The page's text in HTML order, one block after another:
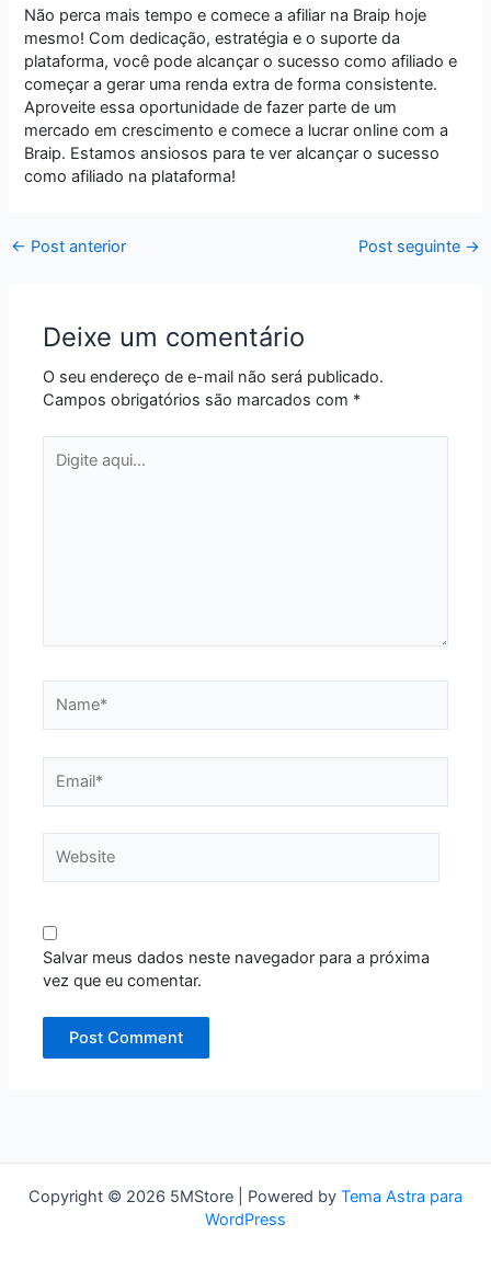
Não perca mais tempo e comece a afiliar na Braip hoje
mesmo! Com dedicação, estratégia e o suporte da
plataforma, você pode alcançar o sucesso como afiliado e
começar a gerar uma renda extra de forma consistente.
Aproveite essa oportunidade de fazer parte de um
mercado em crescimento e comece a lucrar online com a
Braip. Estamos ansiosos para te ver alcançar o sucesso
como afiliado na plataforma!
← Post anterior Post seguinte →
Deixe um comentário
O seu endereço de e-mail não será publicado.
Campos obrigatórios são marcados com *
aqui...
Salvar meus dados neste navegador para a próxima
vez que eu comentar.
Copyright © 2026 5MStore | Powered by Tema Astra para
WordPress